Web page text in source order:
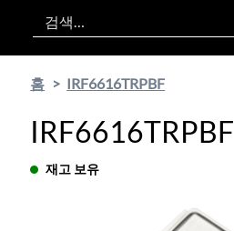
검색
홈 IRF6616TRPBF
IRF6616TRPBF
재고 보유